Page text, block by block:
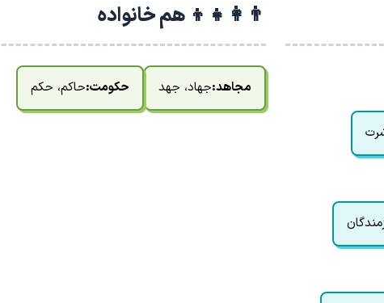
👨‍👩‍👧‍👦 هم خانواده
مجاهد:جهاد، جهد حکومت:حاکم، حکم